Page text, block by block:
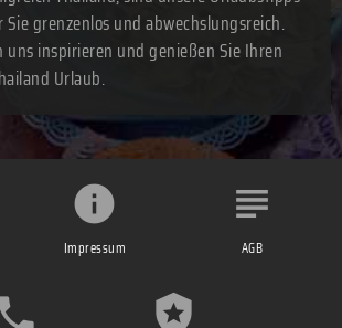
grenzenlos und abwechslungsreich.
uns inspirieren und genießen Sie Ihren
Urlaub.
Impressum AGB